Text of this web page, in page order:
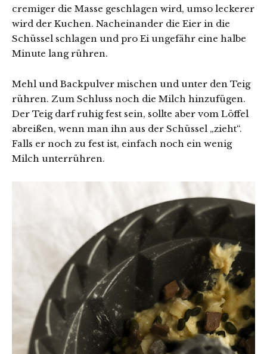
cremiger die Masse geschlagen wird, umso leckerer
wird der Kuchen. Nacheinander die Eier in die
Schüssel schlagen und pro Ei ungefähr eine halbe
Minute lang rühren.
Mehl und Backpulver mischen und unter den Teig
rühren. Zum Schluss noch die Milch hinzufügen.
Der Teig darf ruhig fest sein, sollte aber vom Löffel
abreißen, wenn man ihn aus der Schüssel „zieht“.
Falls er noch zu fest ist, einfach noch ein wenig
Milch unterrühren.